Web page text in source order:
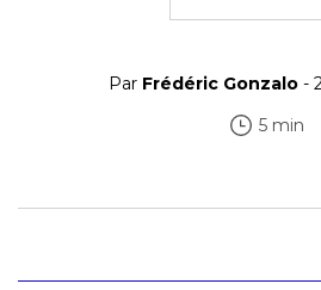
Par Frédéric Gonzalo -
5 min